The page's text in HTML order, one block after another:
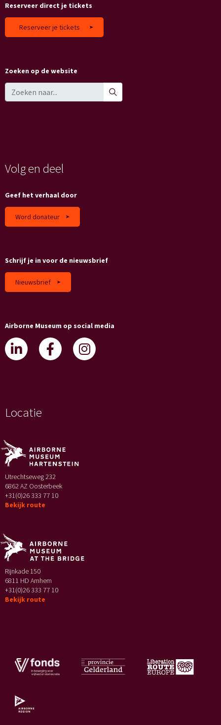
Reserveer direct je tickets
Reserveer je tickets
Zoeken op de website
Volg en deel
Geef het verhaal door
Word donateur
Schrijf je in voor de nieuwsbrief
Nieuwsbrief
Airborne Museum op social media
Locatie
Utrechtseweg 232
6862 AZ Oosterbeek
+31(0)26 333 77 10
Bekijk route
Rijnkade 150
6811 HD Arnhem
+31(0)26 333 77 10
Bekijk route